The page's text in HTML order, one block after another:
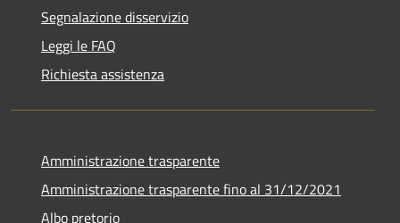
Segnalazione disservizio
Leggi le FAQ
Richiesta assistenza
Amministrazione trasparente
Amministrazione trasparente fino al 31/12/2021
Albo pretorio